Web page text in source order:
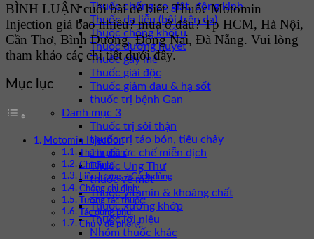
Thuốc chống co giật, động kinh
Thuốc da liễu (bôi trên da)
Thuốc chống khối u
Thuốc đường huyết
Thuốc gây mê
Thuốc giải độc
Thuốc giảm đau & hạ sốt
thuốc trị bệnh Gan
Danh mục 3
Thuốc trị sỏi thận
thuốc trị táo bón, tiêu chảy
Thuốc ức chế miễn dịch
Thuốc Ung Thư
thuốc về mắt
Thuốc vitamin & khoáng chất
Thuốc xương khớp
Thuốc lợi niệu
Nhóm thuốc khác
BÌNH LUẬN cuối bài để biết: Thuốc Motomin
Injection giá bao nhiêu? mua ở đâu? Tp HCM, Hà Nội,
Cần Thơ, Bình Dương, Đồng Nai, Đà Nẵng. Vui lòng
tham khảo các chi tiết dưới đây.
Mục lục
Motomin Injection
Thành phần:
Chỉ định:
Liều lượng – Cách dùng
Chống chỉ định:
Tương tác thuốc:
Tác dụng phụ:
Chú ý đề phòng: